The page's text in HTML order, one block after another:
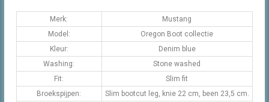
was:
€79.99.
Merk:
Mustang
Model:
Oregon Boot collectie
Kleur:
Denim blue
Washing:
Stone washed
Fit:
Slim fit
Broekspijpen:
Slim bootcut leg, knie 22 cm, been 23,5 cm.